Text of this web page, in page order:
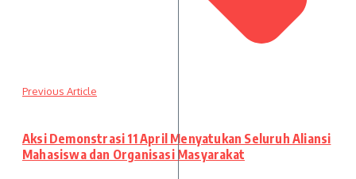
Previous Article
Aksi Demonstrasi 11 April Menyatukan Seluruh Aliansi
Mahasiswa dan Organisasi Masyarakat